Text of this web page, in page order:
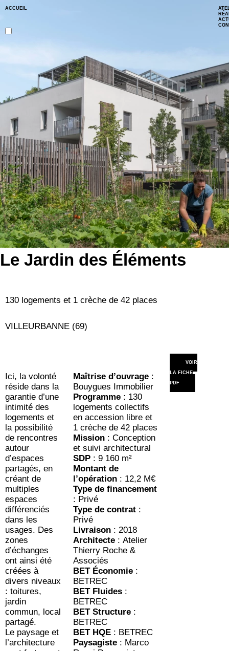
ACCUEIL
Le Jardin des Éléments
130 logements et 1 crèche de 42 places
VILLEURBANNE (69)
Ici, la volonté
réside dans la
garantie d’une
intimité des
logements et
la possibilité
de rencontres
autour
d’espaces
partagés, en
créant de
multiples
espaces
différenciés
dans les
usages. Des
zones
d’échanges
ont ainsi été
créées à
divers niveaux
: toitures,
jardin
commun, local
partagé.
Le paysage et
l’architecture
Maîtrise d’ouvrage :
Bouygues Immobilier
Programme : 130
logements collectifs
en accession libre et
1 crèche de 42 places
Mission : Conception
et suivi architectural
SDP : 9 160 m²
Montant de
l’opération : 12,2 M€
Type de financement
: Privé
Type de contrat :
Privé
Livraison : 2018
Architecte : Atelier
Thierry Roche &
Associés
BET Économie :
BETREC
BET Fluides :
BETREC
BET Structure :
BETREC
BET HQE : BETREC
Paysagiste : Marco
VOIR
LA FICHE
PDF